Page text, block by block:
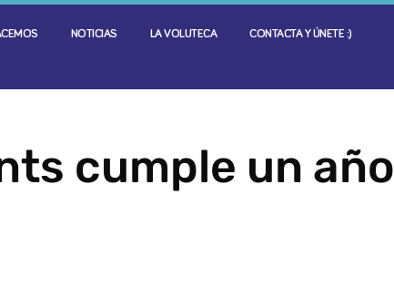
NOTICIAS LA VOLUTECA CONTACTA Y ÚNETE :)
cumple un año